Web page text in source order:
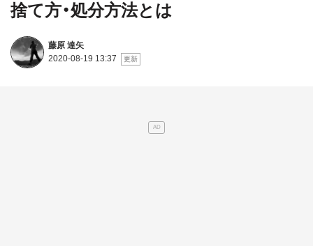
捨て方・処分方法とは
藤原 達矢
2020-08-19 13:37